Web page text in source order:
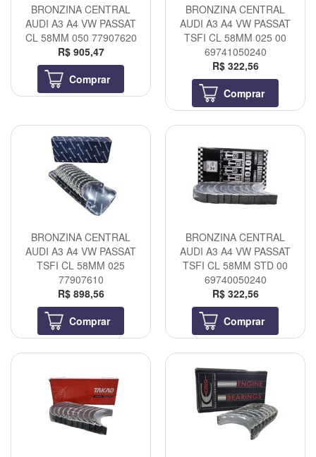
BRONZINA CENTRAL
AUDI A3 A4 VW PASSAT
CL 58MM 050 77907620
R$ 905,47
Comprar
BRONZINA CENTRAL
AUDI A3 A4 VW PASSAT
TSFI CL 58MM 025 00
69741050240
R$ 322,56
Comprar
BRONZINA CENTRAL
AUDI A3 A4 VW PASSAT
TSFI CL 58MM 025
77907610
R$ 898,56
Comprar
BRONZINA CENTRAL
AUDI A3 A4 VW PASSAT
TSFI CL 58MM STD 00
69740050240
R$ 322,56
Comprar